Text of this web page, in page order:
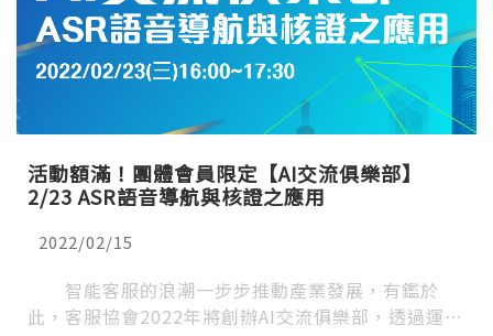
活動額滿！團體會員限定【AI交流俱樂部】
2/23 ASR語音導航與核證之應用
2022/02/15
智能客服的浪潮一步步推動產業發展，有鑑於
此，客服協會2022年將創辦AI交流俱樂部，透過運…